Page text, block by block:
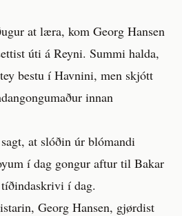
at læra, kom Georg Hansen
úti á Reyni. Summi halda,
bestu í Havnini, men skjótt
innan
at slóðin úr blómandi
í dag gongur aftur til Bakar
í dag.
Georg Hansen, gjørdist